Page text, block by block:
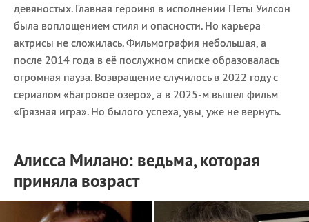
девяностых. Главная героиня в исполнении Петы Уилсон
была воплощением стиля и опасности. Но карьера
актрисы не сложилась. Фильмография небольшая, а
после 2014 года в её послужном списке образовалась
огромная пауза. Возвращение случилось в 2022 году с
сериалом «Багровое озеро», а в 2025-м вышел фильм
«Грязная игра». Но былого успеха, увы, уже не вернуть.
Алисса Милано: ведьма, которая
приняла возраст